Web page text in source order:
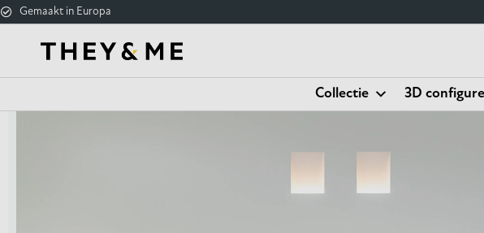
Gemaakt in Europa
Collectie 3D